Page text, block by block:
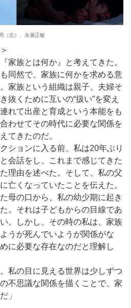
（左）、永瀬正敏
家族とは何か』と考えてきた。
同然で、家族に何かを求める意
家族という組織は親子、夫婦そ
抜くために互いの“扱い”を変え
れて出産と育成という本能をも
わせてその時代に必要な関係を
てきたのだ。
ションに入る前、私は20年ぶり
会話をし、これまで感じてきた
理由を述べた。そして、私の父
亡くなっていたことを伝えた。
母の口から、私の幼少期に起き
。それは子どもからの目線であ
。しかし、その時の私は、家族
うが死んでいようが関係がな
に必要な存在なのだと理解し
私の目に見える世界は少しずつ
不思議な関係を描くことで、家
」